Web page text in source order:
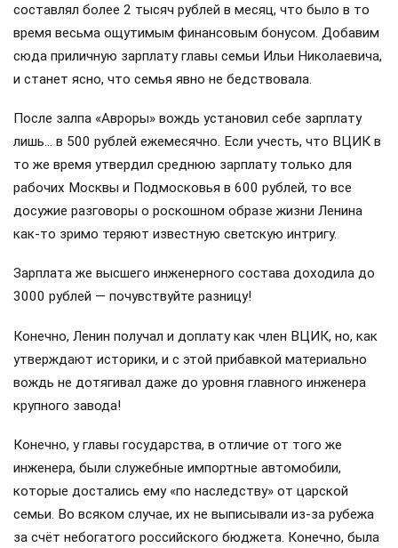
составлял более 2 тысяч рублей в месяц, что было в то
время весьма ощутимым финансовым бонусом. Добавим
сюда приличную зарплату главы семьи Ильи Николаевича,
и станет ясно, что семья явно не бедствовала.
После залпа «Авроры» вождь установил себе зарплату
лишь… в 500 рублей ежемесячно. Если учесть, что ВЦИК в
то же время утвердил среднюю зарплату только для
рабочих Москвы и Подмосковья в 600 рублей, то все
досужие разговоры о роскошном образе жизни Ленина
как-то зримо теряют известную светскую интригу.
Зарплата же высшего инженерного состава доходила до
3000 рублей — почувствуйте разницу!
Конечно, Ленин получал и доплату как член ВЦИК, но, как
утверждают историки, и с этой прибавкой материально
вождь не дотягивал даже до уровня главного инженера
крупного завода!
Конечно, у главы государства, в отличие от того же
инженера, были служебные импортные автомобили,
которые достались ему «по наследству» от царской
семьи. Во всяком случае, их не выписывали из-за рубежа
за счёт небогатого российского бюджета. Конечно, была